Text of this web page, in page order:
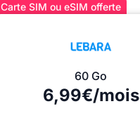
Carte SIM ou eSIM offerte
60 Go
6,99€/mois